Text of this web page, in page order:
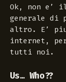
Ok, non e’
generale di
altro. E’
internet,
tutti noi.
Us… Who??